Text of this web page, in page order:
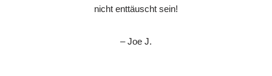
nicht enttäuscht sein!
– Joe J.